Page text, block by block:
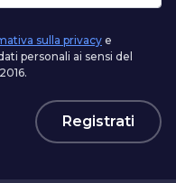
sulla privacy e
personali ai sensi del
Registrati